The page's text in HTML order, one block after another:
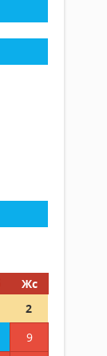
Жс
2
9